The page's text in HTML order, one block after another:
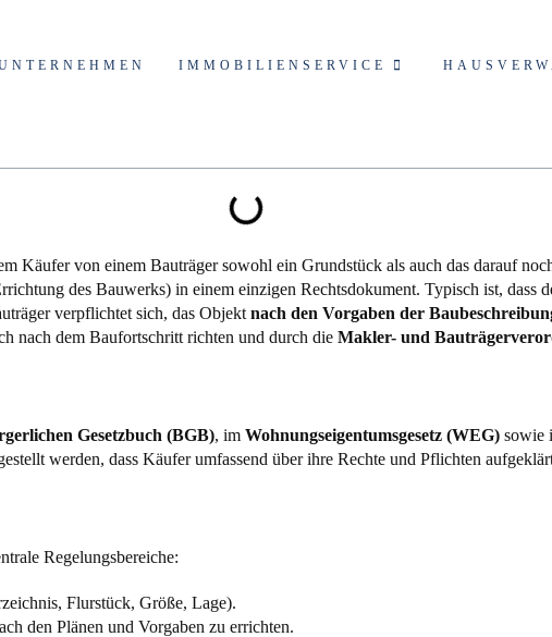
IMMOBILIENSERVICE
Käufer von einem Bauträger sowohl ein Grundstück als auch das darauf
des Bauwerks) in einem einzigen Rechtsdokument. Typisch ist, dass
verpflichtet sich, das Objekt nach den Vorgaben der
nach dem Baufortschritt richten und durch die Makler- und
Gesetzbuch (BGB), im Wohnungseigentumsgesetz (WEG) sowie
werden, dass Käufer umfassend über ihre Rechte und Pflichten
Regelungsbereiche:
Flurstück, Größe, Lage).
den Plänen und Vorgaben zu errichten.